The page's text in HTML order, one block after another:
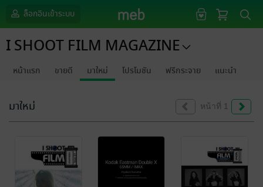
ล็อกอินเข้าระบบ
I SHOOT FILM MAGAZINE
หน้าแรก ขายดี มาใหม่ โปรโมชัน ฟรีกระจาย แนะนำ
มาใหม่ หน้าที่ 1